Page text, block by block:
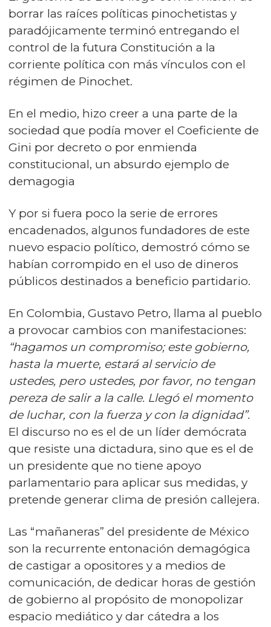
borrar las raíces políticas pinochetistas y
paradójicamente terminó entregando el
control de la futura Constitución a la
corriente política con más vínculos con el
régimen de Pinochet.
En el medio, hizo creer a una parte de la
sociedad que podía mover el Coeficiente de
Gini por decreto o por enmienda
constitucional, un absurdo ejemplo de
demagogia
Y por si fuera poco la serie de errores
encadenados, algunos fundadores de este
nuevo espacio político, demostró cómo se
habían corrompido en el uso de dineros
públicos destinados a beneficio partidario.
En Colombia, Gustavo Petro, llama al pueblo
a provocar cambios con manifestaciones:
“hagamos un compromiso; este gobierno,
hasta la muerte, estará al servicio de
ustedes, pero ustedes, por favor, no tengan
pereza de salir a la calle. Llegó el momento
de luchar, con la fuerza y con la dignidad”.
El discurso no es el de un líder demócrata
que resiste una dictadura, sino que es el de
un presidente que no tiene apoyo
parlamentario para aplicar sus medidas, y
pretende generar clima de presión callejera.
Las “mañaneras” del presidente de México
son la recurrente entonación demagógica
de castigar a opositores y a medios de
comunicación, de dedicar horas de gestión
de gobierno al propósito de monopolizar
espacio mediático y dar cátedra a los